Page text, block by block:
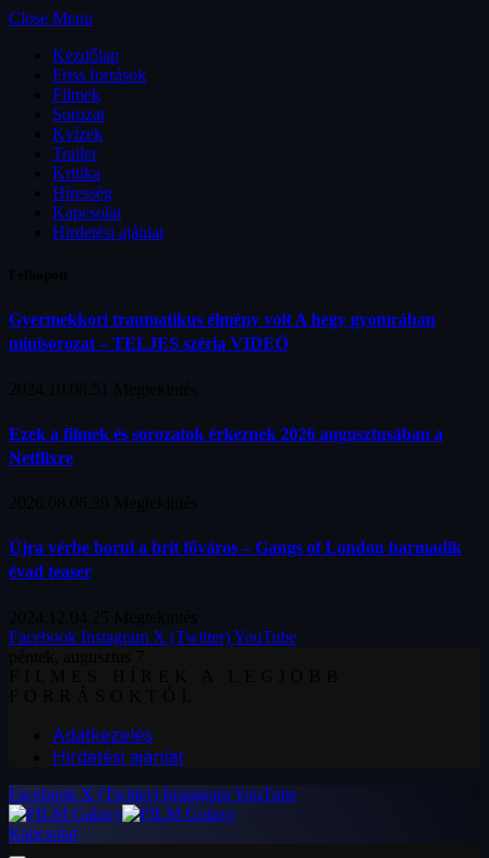
Close Menu
Kezdőlap
Friss források
Filmek
Sorozat
Kvízek
Trailer
Kritika
Híresség
Kapcsolat
Hirdetési ajánlat
Gyermekkori traumatikus élmény volt A hegy gyomrában
minisorozat – TELJES széria VIDEÓ
Ezek a filmek és sorozatok érkeznek 2026 augusztusában a
Netflixre
Újra vérbe borul a brit főváros – Gangs of London harmadik
évad teaser
Facebook Instagram X (Twitter)YouTube
Adatkezelés
Hirdetési ajánlat
Facebook X (Twitter) InstagramYouTube
Kapcsolat